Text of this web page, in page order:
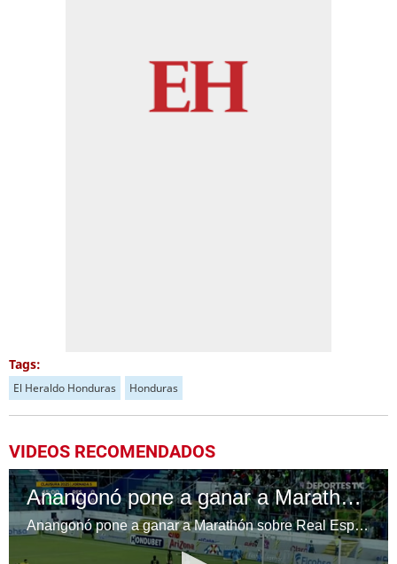
Tags:
El Heraldo Honduras Honduras
VIDEOS RECOMENDADOS
Anangonó pone a ganar a Marathón sobre Real España en el Morazán
Anangonó pone a ganar a Marathón sobre Real España en el Morazán